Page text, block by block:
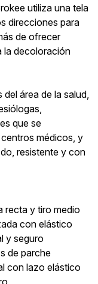
utiliza una tela
direcciones para
de ofrecer
la decoloración
área de la salud,
que se
médicos, y
resistente y con
recta y tiro medio
con elástico
y seguro
de parche
con lazo elástico